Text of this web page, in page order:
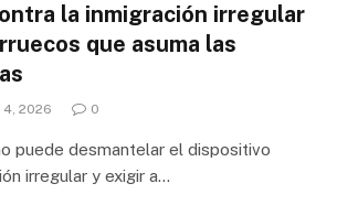
la inmigración irregular
que asuma las
4, 2026 0
puede desmantelar el dispositivo
irregular y exigir a…